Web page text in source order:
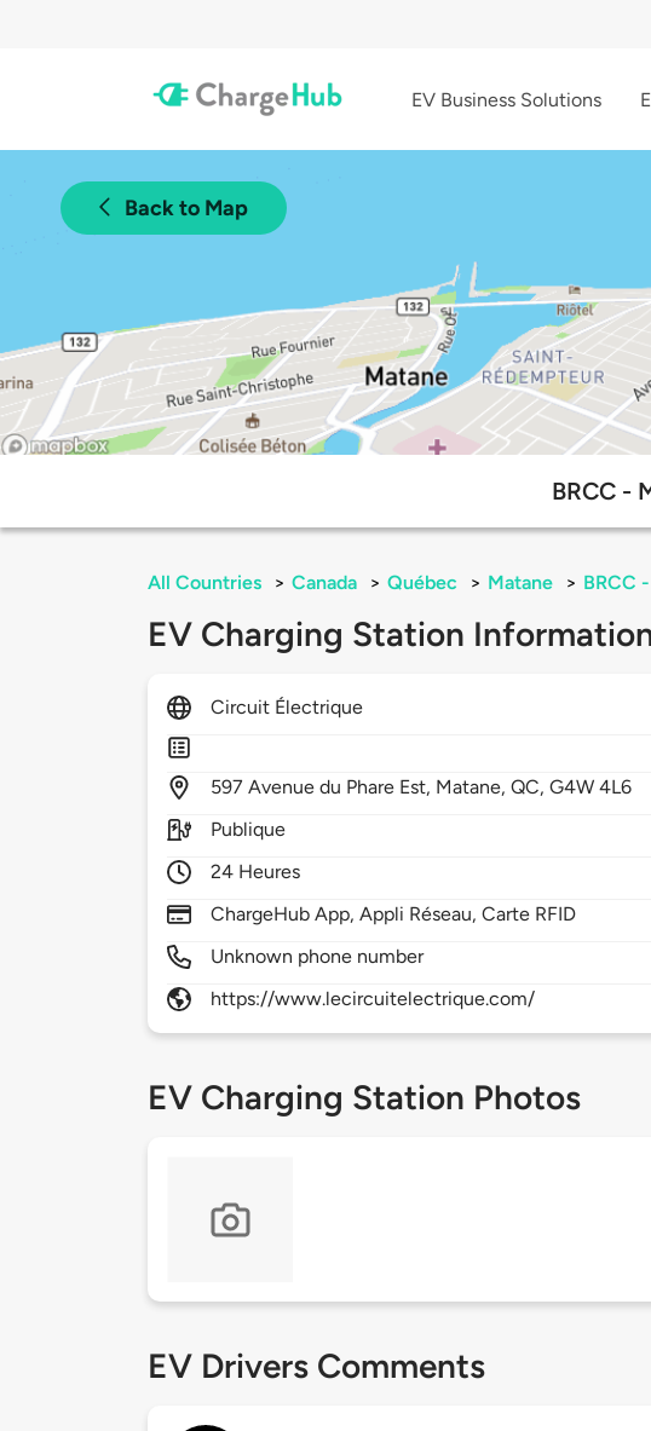
EV Business Solutions
Back to Map
BRCC -
All Countries > Canada > Québec > Matane > BRCC
EV Charging Station
Circuit Électrique
597Avenue du Phare Est, Matane,QC,G4W 4L6
Publique
24 Heures
ChargeHub App, Appli Réseau, Carte RFID
Unknown phone number
https://www.lecircuitelectrique.com/
EV Charging Station Photos
EV Drivers Comments